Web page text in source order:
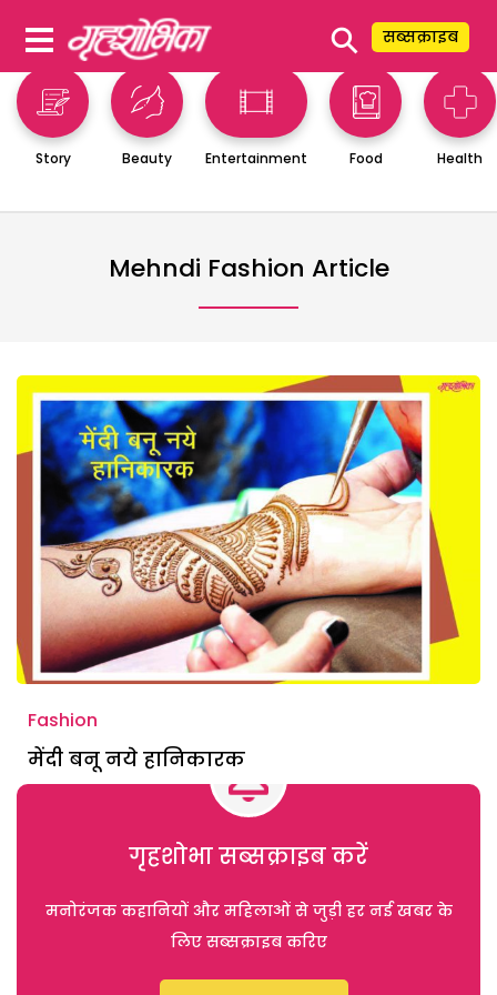
⚲ सब्सक्राइब
Story Beauty Entertainment Food Health
Mehndi Fashion Article
Fashion
मेंदी बनू नये हानिकारक
गृहशोभा सब्सक्राइब करें
मनोरंजक कहानियों और महिलाओं से जुड़ी हर नई खबर के
लिए सब्सक्राइब करिए